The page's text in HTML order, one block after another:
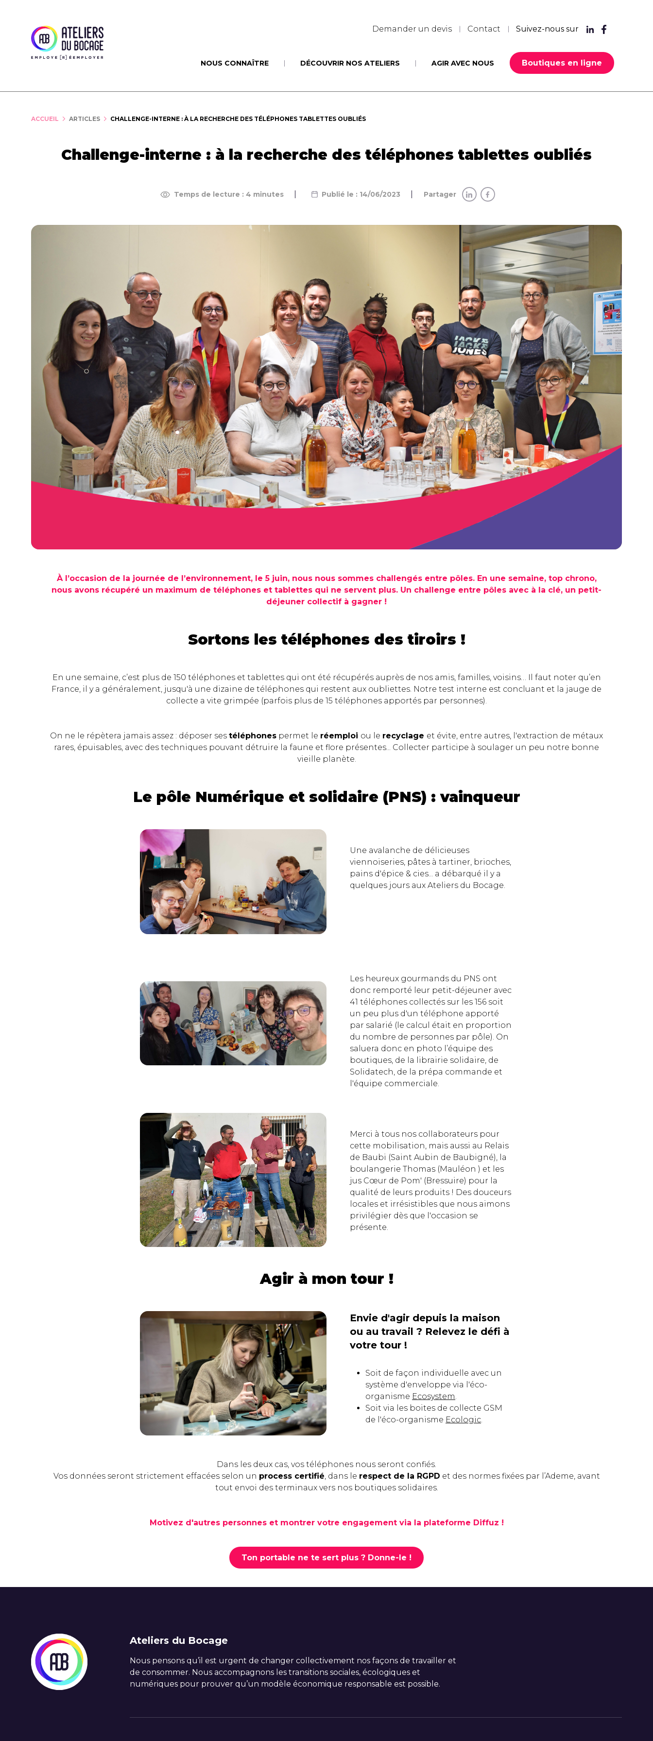
Demander un devis Contact Suivez-nous sur
NOUS CONNAÎTRE DÉCOUVRIR NOS ATELIERS AGIR AVEC NOUS Boutiques en ligne
ACCUEIL ARTICLES CHALLENGE-INTERNE : À LA RECHERCHE DES TÉLÉPHONES TABLETTES OUBLIÉS
Challenge-interne : à la recherche des téléphones tablettes oubliés
Temps de lecture : 4 minutes Publié le : 14/06/2023 Partager
À l’occasion de la journée de l’environnement, le 5 juin, nous nous sommes challengés entre pôles. En une semaine, top chrono,
nous avons récupéré un maximum de téléphones et tablettes qui ne servent plus. Un challenge entre pôles avec à la clé, un petit-
déjeuner collectif à gagner !
Sortons les téléphones des tiroirs !
En une semaine, c’est plus de 150 téléphones et tablettes qui ont été récupérés auprès de nos amis, familles, voisins… Il faut noter qu’en
France, il y a généralement, jusqu'à une dizaine de téléphones qui restent aux oubliettes. Notre test interne est concluant et la jauge de
collecte a vite grimpée (parfois plus de 15 téléphones apportés par personnes).
On ne le répètera jamais assez : déposer ses téléphones permet le réemploi ou le recyclage et évite, entre autres, l'extraction de métaux
rares, épuisables, avec des techniques pouvant détruire la faune et flore présentes... Collecter participe à soulager un peu notre bonne
vieille planète.
Le pôle Numérique et solidaire (PNS) : vainqueur
Une avalanche de délicieuses
viennoiseries, pâtes à tartiner, brioches,
pains d'épice & cies... a débarqué il y a
quelques jours aux Ateliers du Bocage.
Les heureux gourmands du PNS ont
donc remporté leur petit-déjeuner avec
41 téléphones collectés sur les 156 soit
un peu plus d'un téléphone apporté
par salarié (le calcul était en proportion
du nombre de personnes par pôle). On
saluera donc en photo l’équipe des
boutiques, de la librairie solidaire, de
Solidatech, de la prépa commande et
l'équipe commerciale.
Merci à tous nos collaborateurs pour
cette mobilisation, mais aussi au Relais
de Baubi (Saint Aubin de Baubigné), la
boulangerie Thomas (Mauléon ) et les
jus Cœur de Pom' (Bressuire) pour la
qualité de leurs produits ! Des douceurs
locales et irrésistibles que nous aimons
privilégier dès que l'occasion se
présente.
Agir à mon tour !
Envie d'agir depuis la maison
ou au travail ? Relevez le défi à
votre tour !
Soit de façon individuelle avec un
système d'enveloppe via l'éco-
organisme Ecosystem.
Soit via les boites de collecte GSM
de l'éco-organisme Ecologic.
Dans les deux cas, vos téléphones nous seront confiés.
Vos données seront strictement effacées selon un process certifié, dans le respect de la RGPD et des normes fixées par l’Ademe, avant
tout envoi des terminaux vers nos boutiques solidaires.
Motivez d'autres personnes et montrer votre engagement via la plateforme Diffuz !
Ton portable ne te sert plus ? Donne-le !
Ateliers du Bocage
Nous pensons qu’il est urgent de changer collectivement nos façons de travailler et
de consommer. Nous accompagnons les transitions sociales, écologiques et
numériques pour prouver qu’un modèle économique responsable est possible.